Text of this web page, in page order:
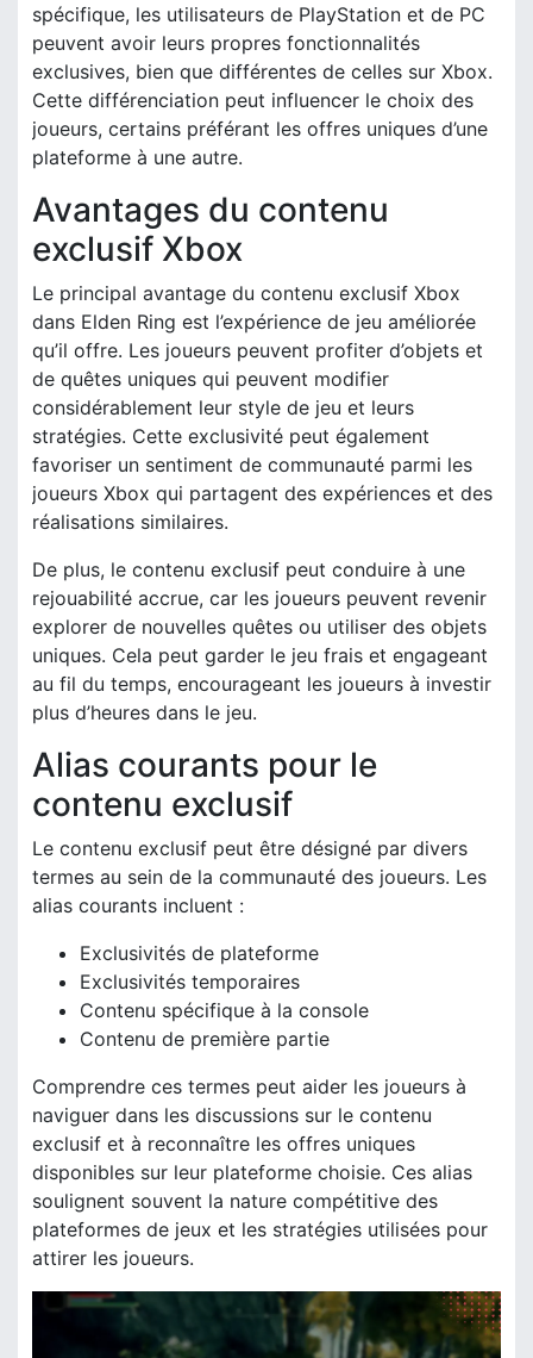
spécifique, les utilisateurs de PlayStation et de PC
peuvent avoir leurs propres fonctionnalités
exclusives, bien que différentes de celles sur Xbox.
Cette différenciation peut influencer le choix des
joueurs, certains préférant les offres uniques d’une
plateforme à une autre.
Avantages du contenu
exclusif Xbox
Le principal avantage du contenu exclusif Xbox
dans Elden Ring est l’expérience de jeu améliorée
qu’il offre. Les joueurs peuvent profiter d’objets et
de quêtes uniques qui peuvent modifier
considérablement leur style de jeu et leurs
stratégies. Cette exclusivité peut également
favoriser un sentiment de communauté parmi les
joueurs Xbox qui partagent des expériences et des
réalisations similaires.
De plus, le contenu exclusif peut conduire à une
rejouabilité accrue, car les joueurs peuvent revenir
explorer de nouvelles quêtes ou utiliser des objets
uniques. Cela peut garder le jeu frais et engageant
au fil du temps, encourageant les joueurs à investir
plus d’heures dans le jeu.
Alias courants pour le
contenu exclusif
Le contenu exclusif peut être désigné par divers
termes au sein de la communauté des joueurs. Les
alias courants incluent :
Exclusivités de plateforme
Exclusivités temporaires
Contenu spécifique à la console
Contenu de première partie
Comprendre ces termes peut aider les joueurs à
naviguer dans les discussions sur le contenu
exclusif et à reconnaître les offres uniques
disponibles sur leur plateforme choisie. Ces alias
soulignent souvent la nature compétitive des
plateformes de jeux et les stratégies utilisées pour
attirer les joueurs.